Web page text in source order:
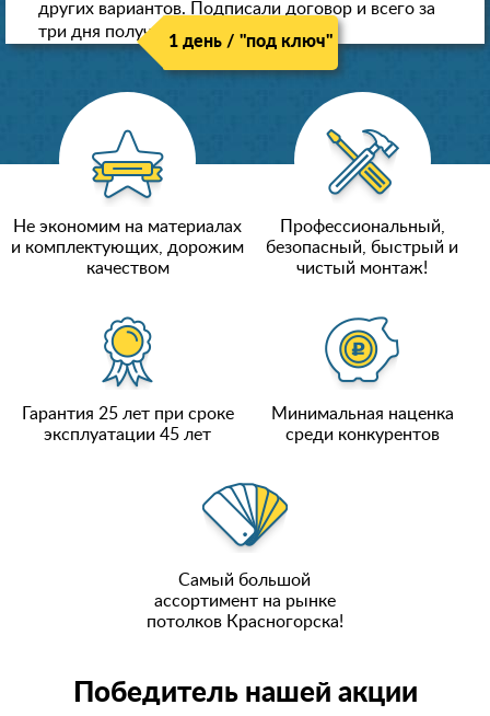
других вариантов. Подписали договор и всего за
три дня получили новые потолки!
1 день / "под ключ"
Не экономим на материалах
и комплектующих, дорожим
качеством
Профессиональный,
безопасный, быстрый и
чистый монтаж!
Гарантия 25 лет при сроке
эксплуатации 45 лет
Минимальная наценка
среди конкурентов
Самый большой
ассортимент на рынке
потолков Красногорска!
Победитель нашей акции